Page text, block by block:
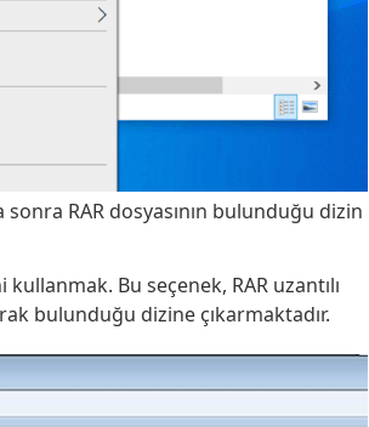
RAR dosyasının bulunduğu dizin
Bu seçenek, RAR uzantılı
bulunduğu dizine çıkarmaktadır.